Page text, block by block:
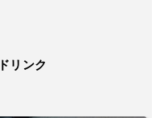
リンク